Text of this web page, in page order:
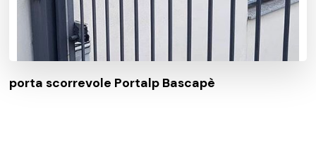
porta scorrevole Portalp Bascapè